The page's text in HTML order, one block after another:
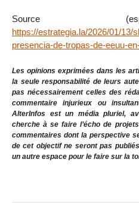
Source
https://estrategia.la/2026/01/13/
presencia-de-tropas-de-eeuu-
Les opinions exprimées dans les
la seule responsabilité de leurs
pas nécessairement celles des
commentaire injurieux ou
AlterInfos est un média pluriel,
cherche à se faire l’écho de
commentaires dont la perspective
de cet objectif ne seront pas
un autre espace pour le faire sur la